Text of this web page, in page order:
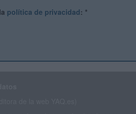
política de privacidad: *